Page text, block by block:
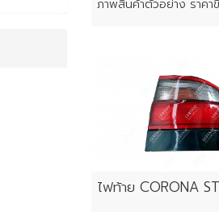
ไฟท้าย CORONA